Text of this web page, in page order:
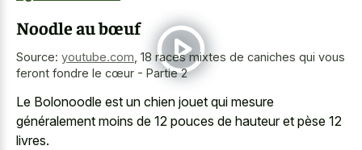
Noodle au bœuf
Source: youtube.com 18 races mixtes de caniches qui vous
feront fondre le cœur - Partie 2
Le Bolonoodle est un chien jouet qui mesure
généralement moins de 12 pouces de hauteur et pèse 12
livres.